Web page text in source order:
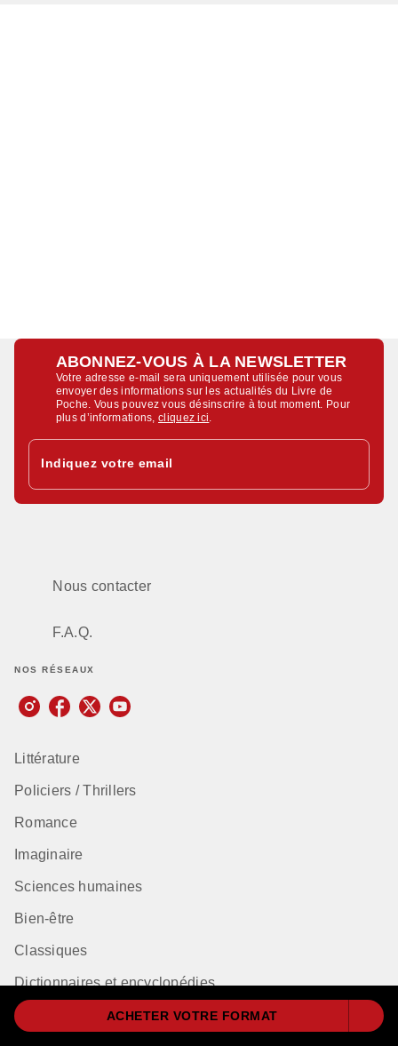
ACHETER VOTRE FORMAT
ABONNEZ-VOUS À LA NEWSLETTER
Votre adresse e-mail sera uniquement utilisée pour vous
envoyer des informations sur les actualités du Livre de
Poche. Vous pouvez vous désinscrire à tout moment. Pour
plus d’informations,cliquez ici
Indiquez votre email
Nous contacter
F.A.Q.
NOS RÉSEAUX
Littérature
Policiers / Thrillers
Romance
Imaginaire
Sciences humaines
Bien-être
Classiques
Dictionnaires et encyclopédies
Humour et Bandes dessinées